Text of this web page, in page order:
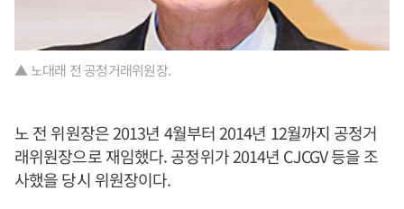
▲ 노대래 전 공정거래위원장.
노 전 위원장은 2013년 4월부터 2014년 12월까지 공정거
래위원장으로 재임했다. 공정위가 2014년 CJCGV 등을 조
사했을 당시 위원장이다.